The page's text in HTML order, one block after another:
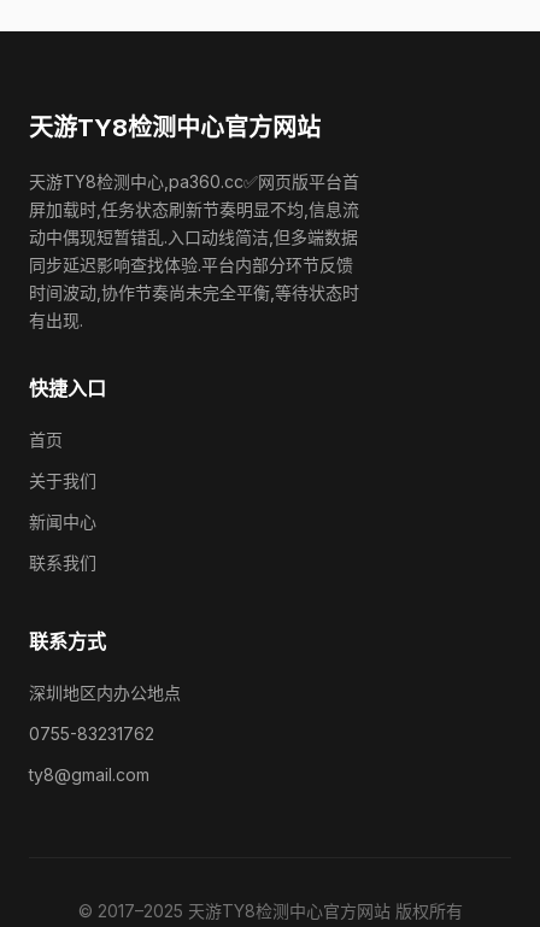
天游TY8检测中心官方网站
天游TY8检测中心,pa360.cc✅网页版平台首
屏加载时,任务状态刷新节奏明显不均,信息流
动中偶现短暂错乱.入口动线简洁,但多端数据
同步延迟影响查找体验.平台内部分环节反馈
时间波动,协作节奏尚未完全平衡,等待状态时
有出现.
快捷入口
首页
关于我们
新闻中心
联系我们
联系方式
深圳地区内办公地点
0755-83231762
ty8@gmail.com
© 2017–2025 天游TY8检测中心官方网站 版权所有